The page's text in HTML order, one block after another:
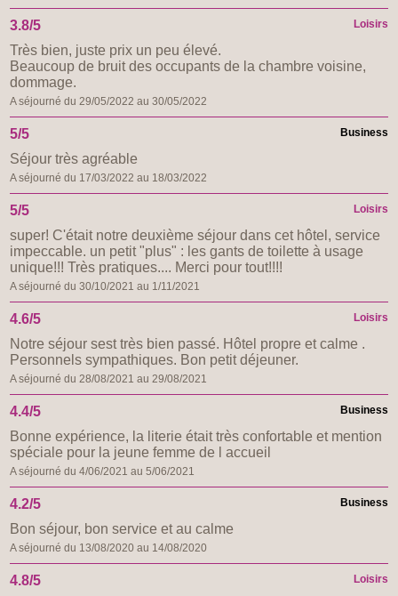
Loisirs
3.8/5
Très bien, juste prix un peu élevé.
Beaucoup de bruit des occupants de la chambre voisine,
dommage.
A séjourné du 29/05/2022 au 30/05/2022
Business
5/5
Séjour très agréable
A séjourné du 17/03/2022 au 18/03/2022
Loisirs
5/5
super! C'était notre deuxième séjour dans cet hôtel, service
impeccable. un petit "plus" : les gants de toilette à usage
unique!!! Très pratiques.... Merci pour tout!!!!
A séjourné du 30/10/2021 au 1/11/2021
Loisirs
4.6/5
Notre séjour sest très bien passé. Hôtel propre et calme .
Personnels sympathiques. Bon petit déjeuner.
A séjourné du 28/08/2021 au 29/08/2021
Business
4.4/5
Bonne expérience, la literie était très confortable et mention
spéciale pour la jeune femme de l accueil
A séjourné du 4/06/2021 au 5/06/2021
Business
4.2/5
Bon séjour, bon service et au calme
A séjourné du 13/08/2020 au 14/08/2020
Loisirs
4.8/5